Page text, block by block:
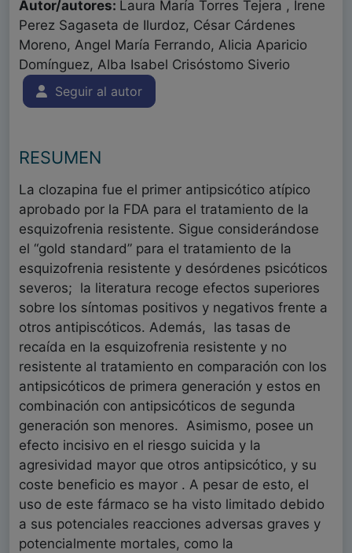
Autor/autores: Laura María Torres Tejera , Irene
Perez Sagaseta de Ilurdoz, César Cárdenes
Moreno, Angel María Ferrando, Alicia Aparicio
Domínguez, Alba Isabel Crisóstomo Siverio
Seguir al autor
RESUMEN
La clozapina fue el primer antipsicótico atípico
aprobado por la FDA para el tratamiento de la
esquizofrenia resistente. Sigue considerándose
el “gold standard” para el tratamiento de la
esquizofrenia resistente y desórdenes psicóticos
severos; la literatura recoge efectos superiores
sobre los síntomas positivos y negativos frente a
otros antipiscóticos. Además, las tasas de
recaída en la esquizofrenia resistente y no
resistente al tratamiento en comparación con los
antipsicóticos de primera generación y estos en
combinación con antipsicóticos de segunda
generación son menores. Asimismo, posee un
efecto incisivo en el riesgo suicida y la
agresividad mayor que otros antipsicótico, y su
coste beneficio es mayor . A pesar de esto, el
uso de este fármaco se ha visto limitado debido
a sus potenciales reacciones adversas graves y
potencialmente mortales, como la